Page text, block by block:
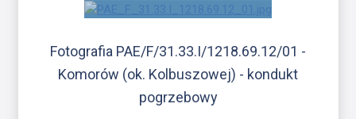
Fotografia PAE/F/31.33.I/1218.69.12/01 -
Komorów (ok. Kolbuszowej) - kondukt
pogrzebowy